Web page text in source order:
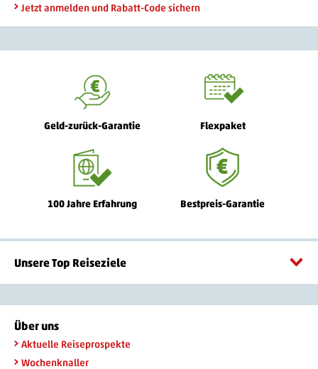
Jetzt anmelden und Rabatt-Code sichern
Geld-zurück-Garantie Flexpaket
100 Jahre Erfahrung Bestpreis-Garantie
Unsere Top Reiseziele
Über uns
Aktuelle Reiseprospekte
Wochenknaller